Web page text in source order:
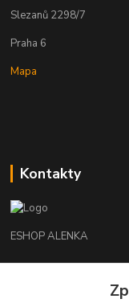
Slezanů 2298/7
Praha 6
Mapa
Kontakty
ESHOP ALENKA
+420602541312